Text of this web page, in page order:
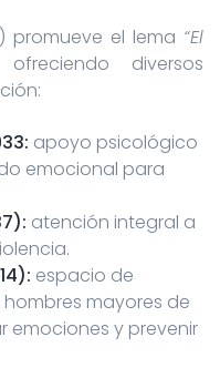
promueve el lema “El
diversos
apoyo psicológico
emocional para
atención integral a
espacio de
mayores de
emociones y prevenir